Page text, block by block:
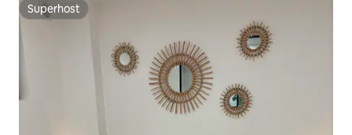
Superhost
Superhost